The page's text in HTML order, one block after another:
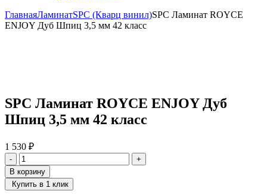
ГлавнаяЛаминатSPC (Кварц винил)SPC Ламинат ROYCE
ENJOY Дуб Шпиц 3,5 мм 42 класс
SPC Ламинат ROYCE ENJOY Дуб
Шпиц 3,5 мм 42 класс
1 530 ₽
Количество
товара
SPC
Ламинат
-
+
В корзину
Купить в 1 клик